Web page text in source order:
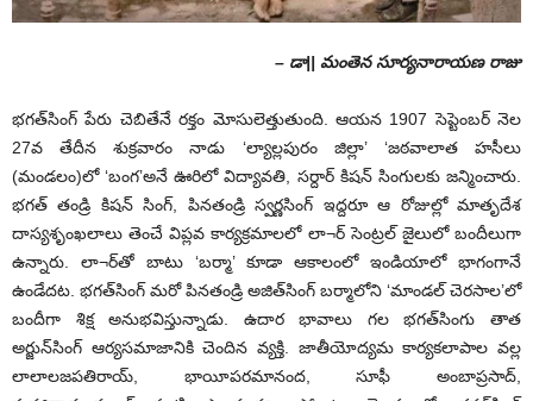
– డా|| మంతెన సూర్యనారాయణ రాజు
భగత్‌సింగ్‌ పేరు చెబితేనే రక్తం మోసులెత్తుతుంది. ఆయన 1907 సెప్టెంబర్‌ నెల
27వ తేదీన శుక్ర‌వారం నాడు ‘ల్యాల్లపురం జిల్లా’ ‘జఠవాలాత హసీలు
(మండలం)లో ‘బంగ’అనే ఊరిలో విద్యావతి, సర్దార్‌ కిషన్‌ సింగులకు జన్మించారు.
భగత్‌ తండ్రి కిషన్‌ సింగ్‌, పినతండ్రి స్వర్ణసింగ్‌ ఇద్దరూ ఆ రోజుల్లో మాతృదేశ
దాస్యశృంఖలాలు తెంచే విప్లవ కార్యక్రమాలలో లా¬ర్‌ సెంట్రల్‌ జైలులో బందీలుగా
ఉన్నారు. లా¬ర్‌తో బాటు ‘బర్మా’ కూడా ఆకాలంలో ఇండియాలో భాగంగానే
ఉండేదట. భగత్‌సింగ్‌ మరో పినతండ్రి అజిత్‌సింగ్‌ బర్మాలోని ‘మాండల్‌ చెరసాల’లో
బందీగా శిక్ష అనుభవిస్తున్నాడు. ఉదార భావాలు గల భగత్‌సింగు తాత
అర్జున్‌సింగ్‌ ఆర్యసమాజానికి చెందిన వ్యక్తి. జాతీయోద్యమ కార్యకలాపాల వల్ల
లాలాలజపతిరాయ్‌, భాయీపరమానంద, సూఫీ అంబాప్రసాద్‌,